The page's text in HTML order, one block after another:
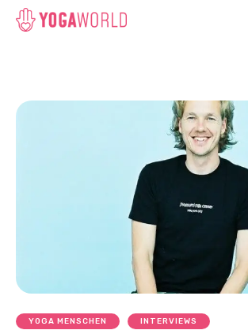
YOGA MENSCHEN INTERVIEWS